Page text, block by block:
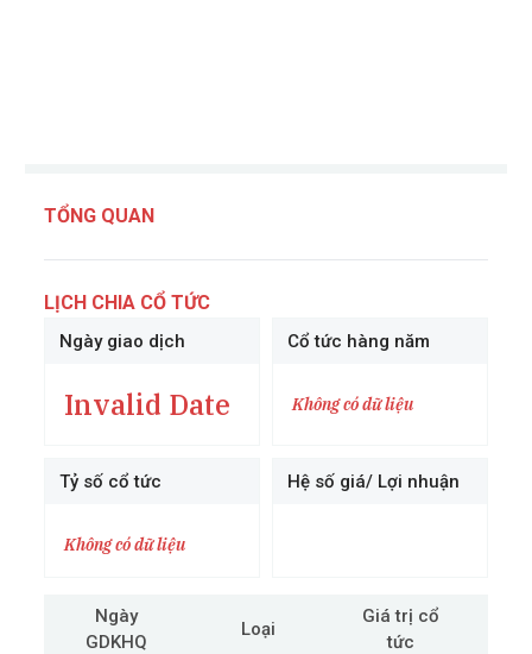
TỔNG QUAN
LỊCH CHIA CỔ TỨC
Ngày giao dịch
Invalid Date
Cổ tức hàng năm
Không có dữ liệu
Tỷ số cổ tức
Không có dữ liệu
Hệ số giá/ Lợi nhuận
Ngày
GDKHQ
Loại
Giá trị cổ
tức